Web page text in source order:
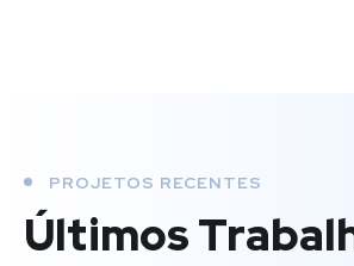
PROJETOS RECENTES
Últimos